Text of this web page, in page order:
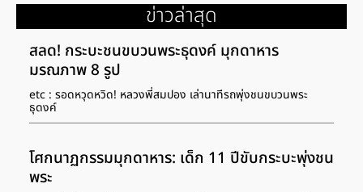
ข่าวล่าสุด
สลด! กระบะชนขบวนพระธุดงค์ มุกดาหาร
มรณภาพ 8 รูป
etc : รอดหวุดหวิด! หลวงพี่สมปอง เล่านาทีรถพุ่งชนขบวนพระ
ธุดงค์
โศกนาฏกรรมมุกดาหาร: เด็ก 11 ปีขับกระบะพุ่งชน
พระ